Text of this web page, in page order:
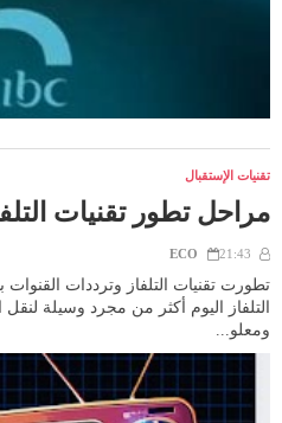
تقنيات الإستقبال
مراحل تطور تقنيات
ECO 21:43
تطورت تقنيات التلفاز وترددات
التلفاز اليوم أكثر من مجرد وسيلة
ومعلو...